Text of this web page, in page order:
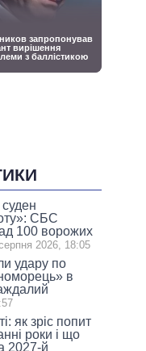
СБС
100 ворожих
2026, 18:05
удару по
в
як зріс попит
роки і що
2027-й